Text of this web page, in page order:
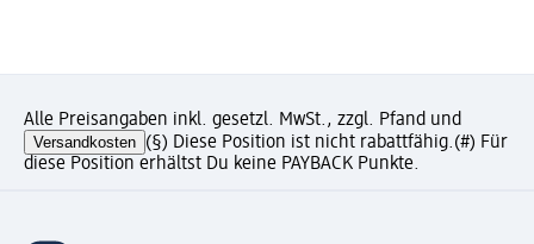
Alle Preisangaben inkl. gesetzl. MwSt., zzgl. Pfand und
Versandkosten (§) Diese Position ist nicht rabattfähig.(#) Für
diese Position erhältst Du keine PAYBACK Punkte.